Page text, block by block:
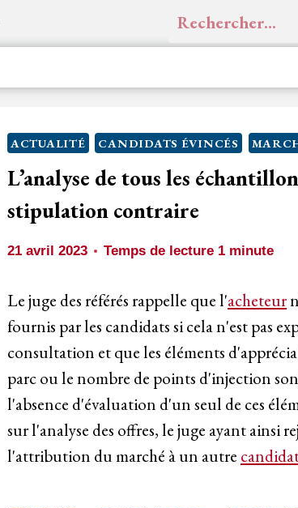
Rechercher :
ACTUALITÉ CANDIDATS ÉVINCÉS
L’analyse de tous les
stipulation contraire
21 avril 2023 Temps de lecture 1 minute
Le juge des référés rappelle que l'acheteur
fournis par les candidats si cela n'est pas
consultation et que les éléments
parc ou le nombre de points d'injection
l'absence d'évaluation d'un seul de ces
sur l'analyse des offres, le juge ayant ainsi
l'attribution du marché à un autre